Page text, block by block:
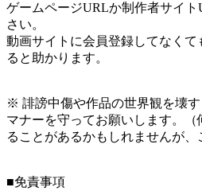
ゲームページURLか制作者サイ
さい。
動画サイトに会員登録してなくて
ると助かります。
※ 誹謗中傷や作品の世界観を壊す
マナーを守ってお願いします。
ることがあるかもしれませんが、
■免責事項